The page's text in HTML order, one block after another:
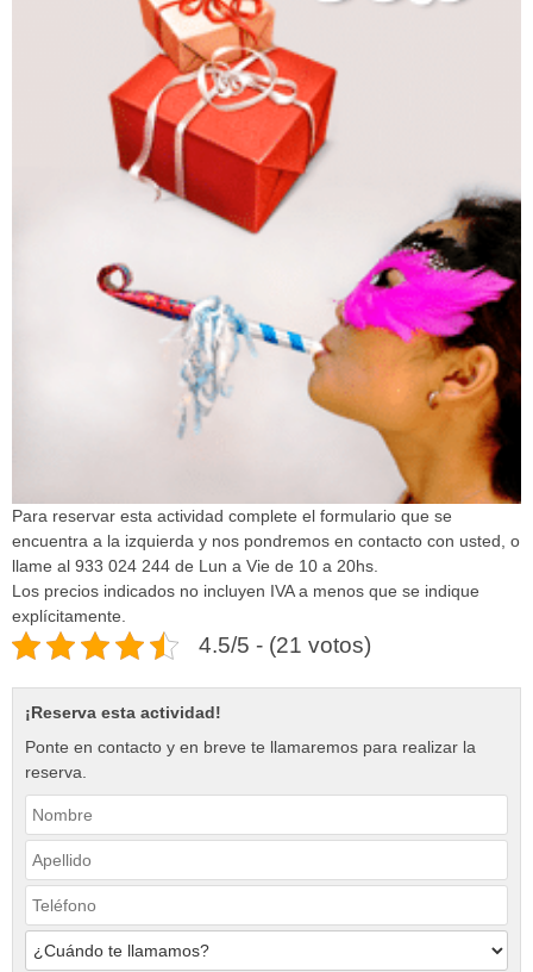
¡Reserva esta actividad!
Ponte en contacto y en breve te llamaremos para realizar la
reserva.
Para reservar esta actividad complete el formulario que se
encuentra a la izquierda y nos pondremos en contacto con usted, o
llame al 933 024 244 de Lun a Vie de 10 a 20hs.
Los precios indicados no incluyen IVA a menos que se indique
explícitamente.
4.5/5 - (21 votos)